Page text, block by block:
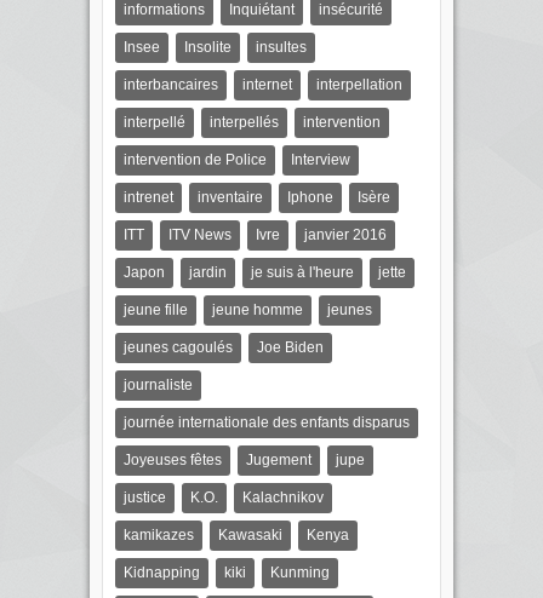
informations Inquiétant insécurité
Insee Insolite insultes
interbancaires internet interpellation
interpellé interpellés intervention
intervention de Police Interview
intrenet inventaire Iphone Isère
ITT ITV News Ivre janvier 2016
Japon jardin je suis à l'heure jette
jeune fille jeune homme jeunes
jeunes cagoulés Joe Biden
journaliste
journée internationale des enfants disparus
Joyeuses fêtes Jugement jupe
justice K.O. Kalachnikov
kamikazes Kawasaki Kenya
Kidnapping kiki Kunming